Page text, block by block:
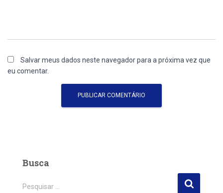
Salvar meus dados neste navegador para a próxima vez que
eu comentar.
Busca
P
Pesquisar …